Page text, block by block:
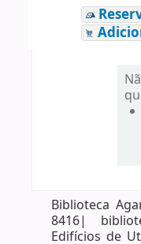
Biblioteca
8416|
Edifícios de